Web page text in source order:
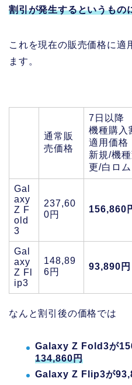
割引が発生するというもの
これを現在の販売価格に適
ます。
通常販
売価格
7日以降
機種購入
適用価格
新規/機
更/白ロム
Gal
axy
Z F
old
3
237,60
0円
156,860
Gal
axy
Z Fl
ip3
148,89
6円
93,890円
なんと割引後の価格では
Galaxy Z Fold3が
134,860円
Galaxy Z Flip3が